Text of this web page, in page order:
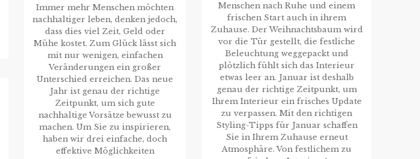
Immer mehr Menschen möchten
nachhaltiger leben, denken jedoch,
dass dies viel Zeit, Geld oder
Mühe kostet. Zum Glück lässt sich
mit nur wenigen, einfachen
Veränderungen ein großer
Unterschied erreichen. Das neue
Jahr ist genau der richtige
Zeitpunkt, um sich gute
nachhaltige Vorsätze bewusst zu
machen. Um Sie zu inspirieren,
haben wir drei einfache, doch
effektive Möglichkeiten
Menschen nach Ruhe und einem
frischen Start auch in ihrem
Zuhause. Der Weihnachtsbaum wird
vor die Tür gestellt, die festliche
Beleuchtung weggepackt und
plötzlich fühlt sich das Interieur
etwas leer an. Januar ist deshalb
genau der richtige Zeitpunkt, um
Ihrem Interieur ein frisches Update
zu verpassen. Mit den richtigen
Styling-Tipps für Januar schaffen
Sie in Ihrem Zuhause erneut
Atmosphäre. Von festlichem zu